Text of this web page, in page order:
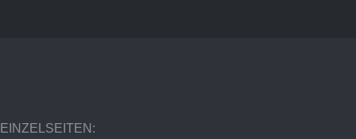
EINZELSEITEN: